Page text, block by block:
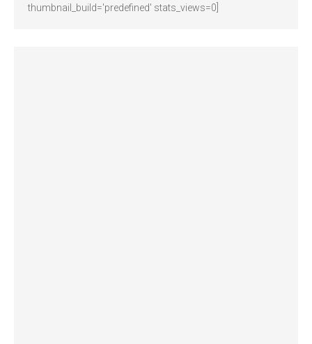
thumbnail_build='predefined' stats_views=0]